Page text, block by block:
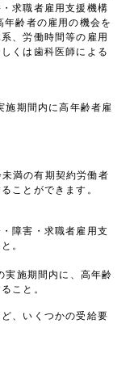
求職者雇用支援機構
齢者の雇用の機会を
、労働時間等の雇用
くは歯科医師による
施期間内に高年齢者雇
満の有期契約労働者
ことができます。
障害・求職者雇用支
。
実施期間内に、高年齢
こと。
、いくつかの受給要